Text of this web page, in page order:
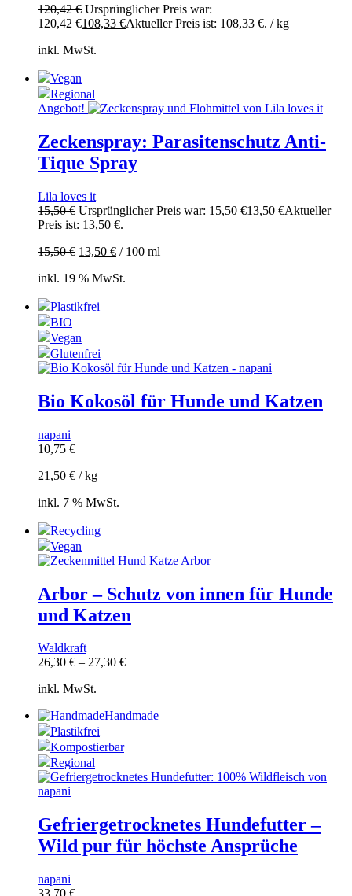
120,42€ Ursprünglicher Preis war:
120,42 €108,33 €Aktueller Preis ist: 108,33 €. /kg
inkl. MwSt.
Vegan
Regional
Angebot!
Zeckenspray: Parasitenschutz Anti-
Tique Spray
Lila loves it
15,50€ Ursprünglicher Preis war: 15,50 €13,50 €Aktueller
Preis ist: 13,50 €.
15,50€ 13,50 € / 100 ml
inkl. 19 % MwSt.
Plastikfrei
BIO
Vegan
Glutenfrei
Bio Kokosöl für Hunde und Katzen
napani
10,75 €
21,50 € /kg
inkl. 7 % MwSt.
Recycling
Vegan
Arbor – Schutz von innen für Hunde
und Katzen
Waldkraft
26,30 € – 27,30 €
inkl. MwSt.
Handmade
Plastikfrei
Kompostierbar
Regional
Gefriergetrocknetes Hundefutter –
Wild pur für höchste Ansprüche
napani